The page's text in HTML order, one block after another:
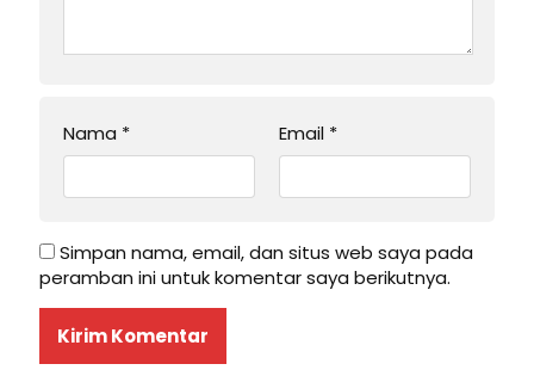
Nama * Email *
Simpan nama, email, dan situs web saya pada
peramban ini untuk komentar saya berikutnya.